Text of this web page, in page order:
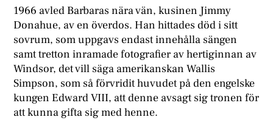
1966 avled Barbaras nära vän, kusinen Jimmy
Donahue, av en överdos. Han hittades död i sitt
sovrum, som uppgavs endast innehålla sängen
samt tretton inramade fotografier av hertiginnan av
Windsor, det vill säga amerikanskan Wallis
Simpson, som så förvridit huvudet på den engelske
kungen Edward VIII, att denne avsagt sig tronen för
att kunna gifta sig med henne.